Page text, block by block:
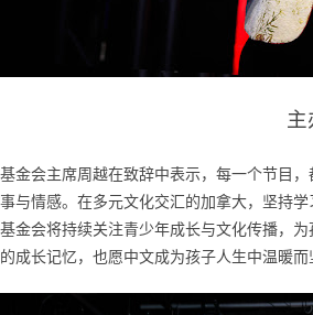
金会主席周越在致辞中表示，每一个节目
与情感。在多元文化交汇的加拿大，坚持
金会将持续关注青少年成长与文化传播，
成长记忆，也愿中文成为孩子人生中温暖